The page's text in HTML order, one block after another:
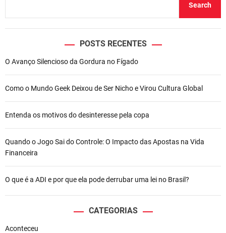
Search
POSTS RECENTES
O Avanço Silencioso da Gordura no Fígado
Como o Mundo Geek Deixou de Ser Nicho e Virou Cultura Global
Entenda os motivos do desinteresse pela copa
Quando o Jogo Sai do Controle: O Impacto das Apostas na Vida
Financeira
O que é a ADI e por que ela pode derrubar uma lei no Brasil?
CATEGORIAS
Aconteceu